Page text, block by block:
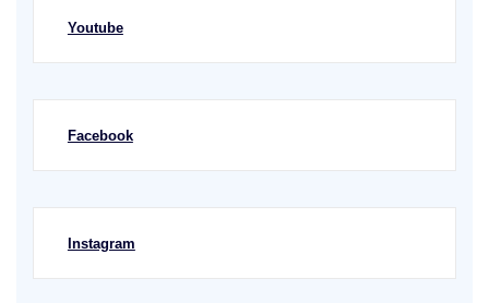
Youtube
Facebook
Instagram